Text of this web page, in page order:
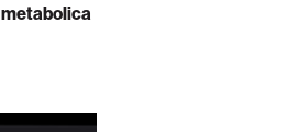
metabolica